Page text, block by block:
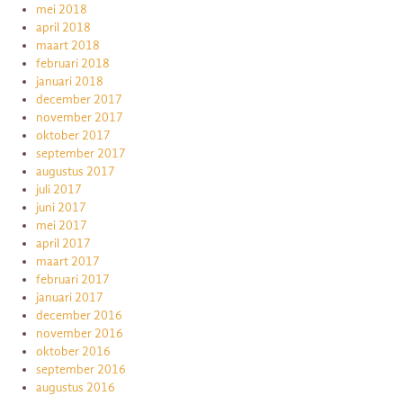
mei 2018
april 2018
maart 2018
februari 2018
januari 2018
december 2017
november 2017
oktober 2017
september 2017
augustus 2017
juli 2017
juni 2017
mei 2017
april 2017
maart 2017
februari 2017
januari 2017
december 2016
november 2016
oktober 2016
september 2016
augustus 2016